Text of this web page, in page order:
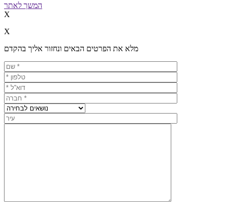
המשך לאתר
X
X
מלא את הפרטים הבאים ונחזור אליך בהקדם